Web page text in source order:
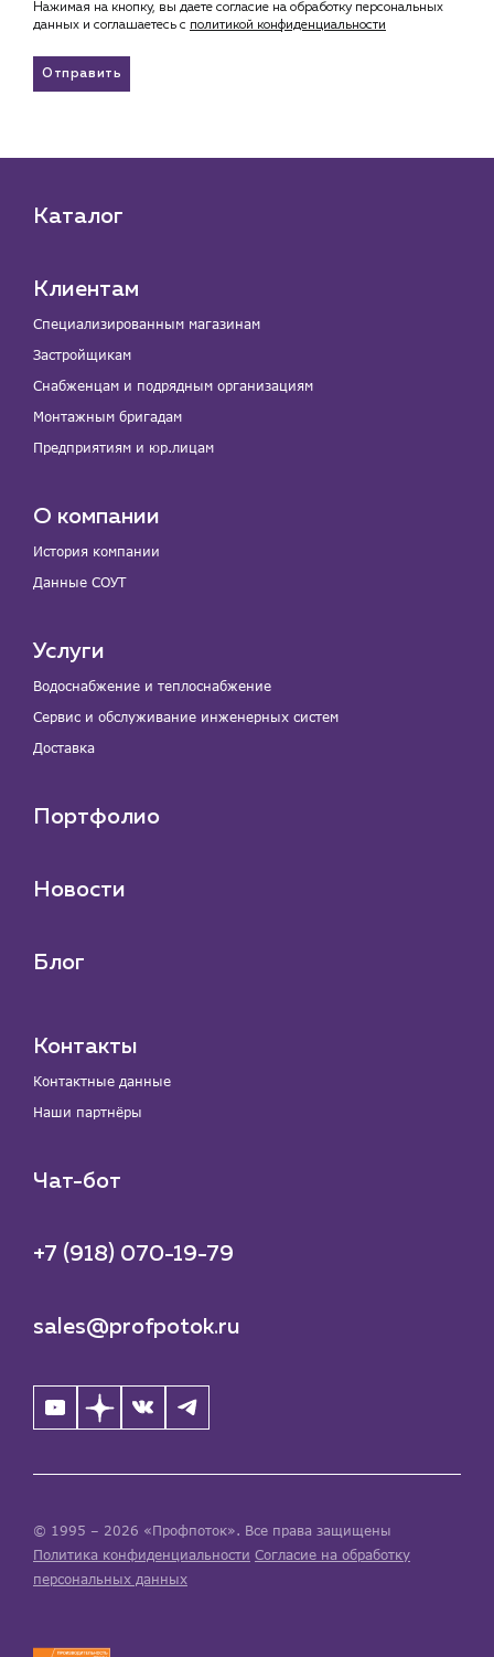
Нажимая на кнопку, вы даете согласие на обработку персональных
данных и соглашаетесь c политикой конфиденциальности
Отправить
Каталог
Клиентам
Специализированным магазинам
Застройщикам
Снабженцам и подрядным организациям
Монтажным бригадам
Предприятиям и юр.лицам
О компании
История компании
Данные СОУТ
Услуги
Водоснабжение и теплоснабжение
Сервис и обслуживание инженерных систем
Доставка
Портфолио
Новости
Блог
Контакты
Контактные данные
Наши партнёры
Чат-бот
+7 (918) 070-19-79
sales@profpotok.ru
© 1995 – 2026 «Профпоток». Все права защищены
Политика конфиденциальности Согласие на обработку
персональных данных